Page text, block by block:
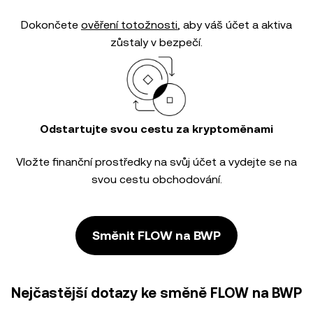
Dokončete ověření totožnosti, aby váš účet a aktiva
zůstaly v bezpečí.
Odstartujte svou cestu za kryptoměnami
Vložte finanční prostředky na svůj účet a vydejte se na
svou cestu obchodování.
Směnit FLOW na BWP
Nejčastější dotazy ke směně FLOW na BWP